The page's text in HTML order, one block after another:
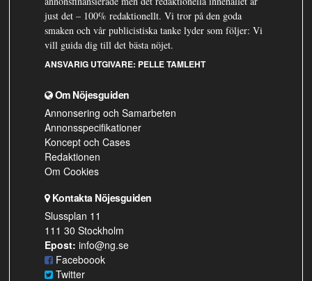
just det – 100% redaktionellt. Vi tror på den goda
smaken och vår publicistiska tanke lyder som följer: Vi
vill guida dig till det bästa nöjet.
ANSVARIG UTGIVARE: PELLE TAMLEHT
Om Nöjesguiden
Annonsering och Samarbeten
Annonsspecifikationer
Koncept och Cases
Redaktionen
Om Cookies
Kontakta Nöjesguiden
Slussplan 11
111 30 Stockholm
Epost: info@ng.se
Faceboook
Twitter